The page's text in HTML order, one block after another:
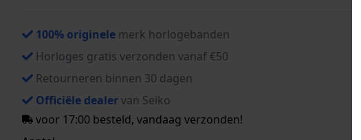
100% originele merk horlogebanden
Horloges gratis verzonden vanaf €50
Retourneren binnen 30 dagen
Officiële dealervan Seiko
voor 17:00 besteld, vandaag verzonden!